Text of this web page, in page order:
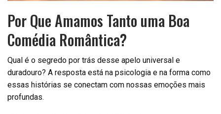
Por Que Amamos Tanto uma Boa
Comédia Romântica?
Qual é o segredo por trás desse apelo universal e
duradouro? A resposta está na psicologia e na forma como
essas histórias se conectam com nossas emoções mais
profundas.